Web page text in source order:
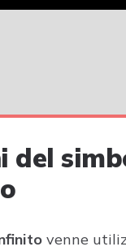
del
venne